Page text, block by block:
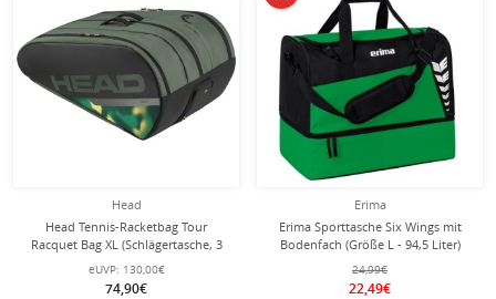
Head
Head Tennis-Racketbag Tour
Racquet Bag XL (Schlägertasche, 3
Hauptfächer) 2024 thymegrün 12er
eUVP: 130,00€
74,90€
Erima
Erima Sporttasche Six Wings mit
Bodenfach (Größe L - 94,5 Liter)
smaragdgrün/schwarz 60x35x45cm
24,99€
22,49€